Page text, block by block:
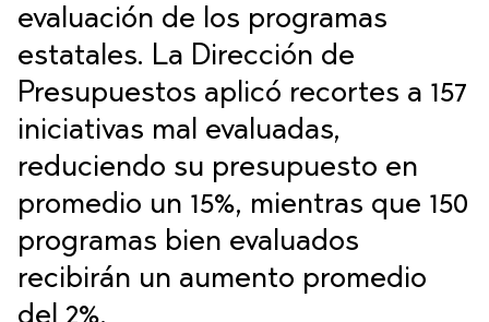
evaluación de los programas
estatales. La Dirección de
Presupuestos aplicó recortes a 157
iniciativas mal evaluadas,
reduciendo su presupuesto en
promedio un 15%, mientras que 150
programas bien evaluados
recibirán un aumento promedio